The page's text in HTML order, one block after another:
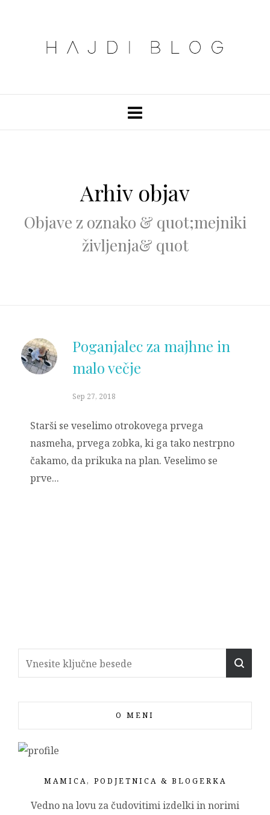
Arhiv objav
Objave z oznako & quot;mejniki
življenja& quot
Poganjalec za majhne in
malo večje
Sep 27, 2018
Starši se veselimo otrokovega prvega
nasmeha, prvega zobka, ki ga tako nestrpno
čakamo, da prikuka na plan. Veselimo se
prve...
O MENI
MAMICA, PODJETNICA & BLOGERKA
Vedno na lovu za čudovitimi izdelki in norimi